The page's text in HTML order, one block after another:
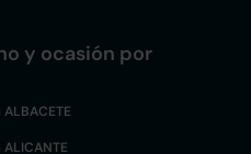
y ocasión por
ALBACETE
ALICANTE